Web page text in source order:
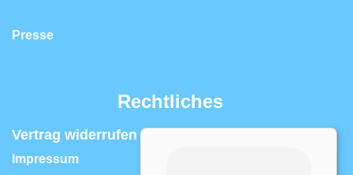
Presse
Rechtliches
Vertrag widerrufen | Widerrufsrecht
Impressum